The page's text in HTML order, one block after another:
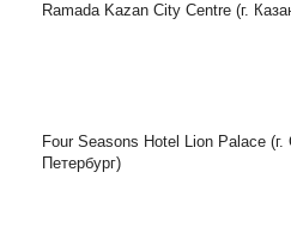
Ramada Kazan City Centre (г.
Four Seasons Hotel Lion Palace (г.
Петербург)